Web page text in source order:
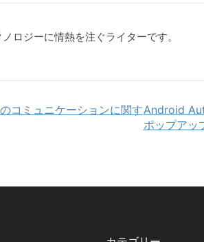
ロジーに情熱を注ぐライターです。
コミュニケーションに関すAndroid
ポップアッ